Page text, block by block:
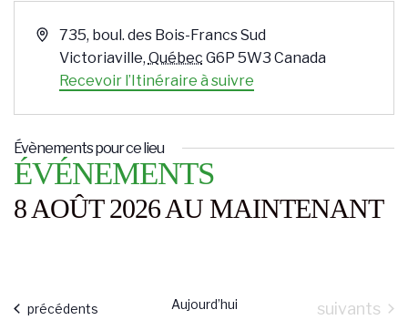
A
s
e
735, boul. des Bois-Francs Sud
Victoriaville, Québec G6P 5W3 Canada
Recevoir l’Itinéraire à suivre
Évènements pour ce lieu
ÉVÉNEMENTS
8 AOÛT 2026 AU MAINTENANT
Évènements
précédents Aujourd’hui suivants